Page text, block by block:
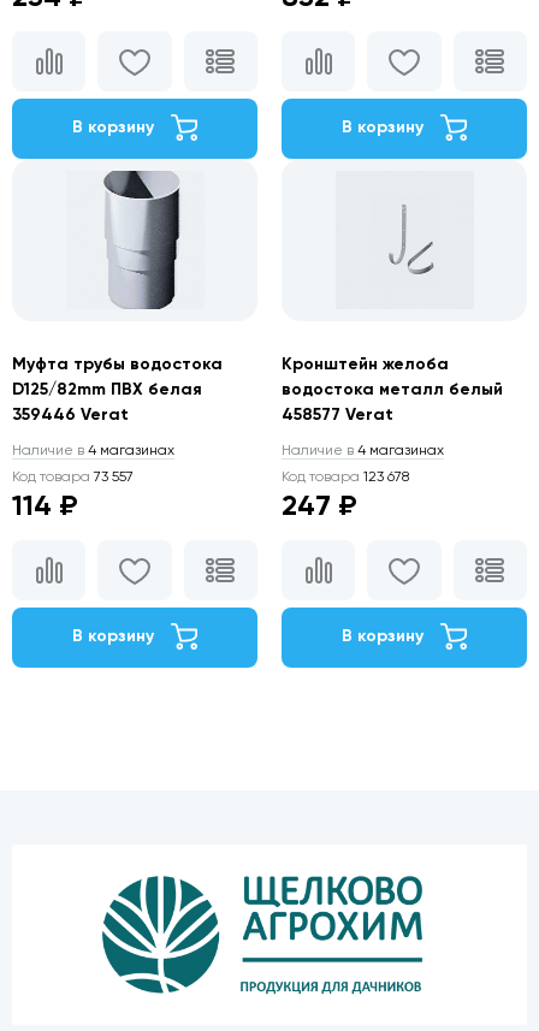
В корзину В корзину
Муфта трубы водостока
D125/82mm ПВХ белая
359446 Verat
Наличие в 4 магазинах
Код товара 73 557
114 ₽
В корзину
Кронштейн желоба
водостока металл белый
458577 Verat
Наличие в 4 магазинах
Код товара 123 678
247 ₽
В корзину